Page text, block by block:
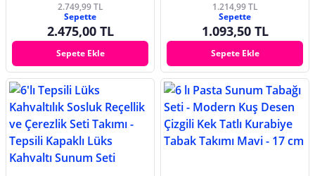
2.749,99 TL
Sepette
2.475,00 TL
Sepete Ekle
1.214,99 TL
Sepette
1.093,50 TL
Sepete Ekle